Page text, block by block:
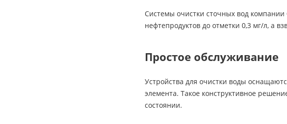
Системы очистки сточных вод
нефтепродуктов до отметки 0,3 мг/л, а
Простое обслуживание
Устройства для очистки воды
элемента. Такое конструктивное
состоянии.